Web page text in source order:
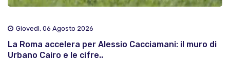
Giovedì, 06 Agosto 2026
La Roma accelera per Alessio Cacciamani: il muro di
Urbano Cairo e le cifre..